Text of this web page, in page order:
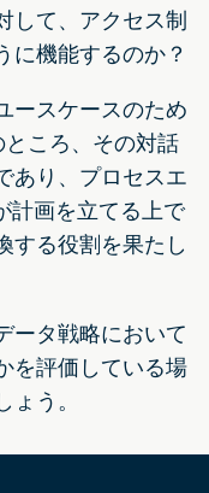
して、アクセス制
に機能するのか？
ースケースのため
ころ、その対話
あり、プロセスエ
計画を立てる上で
する役割を果たし
ータ戦略において
を評価している場
う。